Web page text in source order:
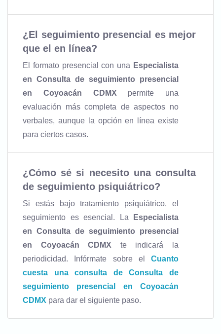
¿El seguimiento presencial es mejor
que el en línea?
El formato presencial con una Especialista
en Consulta de seguimiento presencial
en Coyoacán CDMX permite una
evaluación más completa de aspectos no
verbales, aunque la opción en línea existe
para ciertos casos.
¿Cómo sé si necesito una consulta
de seguimiento psiquiátrico?
Si estás bajo tratamiento psiquiátrico, el
seguimiento es esencial. La
Especialista
en Consulta de seguimiento presencial
en Coyoacán CDMX te indicará la
periodicidad. Infórmate sobre el Cuanto
cuesta una consulta de Consulta de
seguimiento presencial en Coyoacán
CDMX para dar el siguiente paso.